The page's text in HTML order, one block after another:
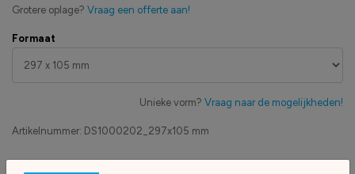
Artikelnummer: DS1000202_297x105 mm
Formaat
Unieke vorm? Vraag naar de mogelijkheden!
Grotere oplage? Vraag een offerte aan!